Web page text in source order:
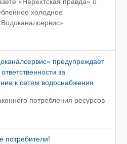
холодное
предупреждает
за
к сетям водоснабжения
потребления ресурсов
потребители!